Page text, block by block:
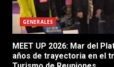
GENERALES
MEET UP 2026: Mar del
años de trayectoria en el